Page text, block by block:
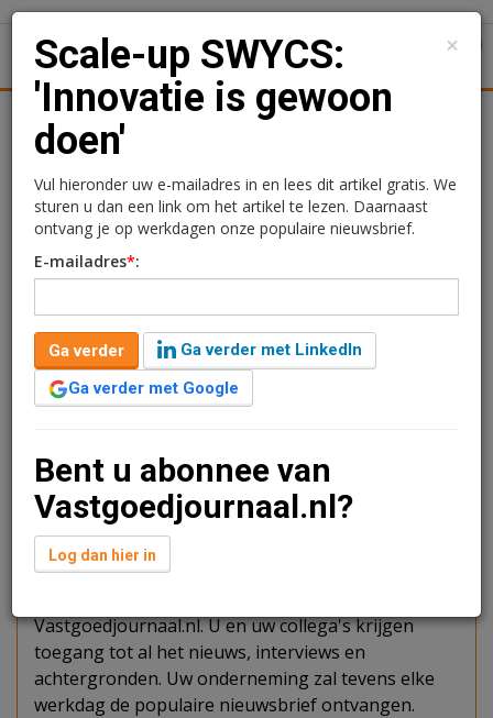
Nieuws Uitgelicht Achtergronden
Scale-up SWYCS:
'Innovatie is gewoon doen'
Voor VJ interviewde Holland Proptech Bart Lelij,
verantwoordelijk voor de business developement van
scale-up SWYCS. “Innovatie is gewoon doen, snel laten
Verder lezen?
U kunt het artikel niet volledig lezen omdat u nog
Vastgoedjournaal.nl. U en uw collega's krijgen
toegang tot al het nieuws, interviews en
achtergronden. Uw onderneming zal tevens elke
werkdag de populaire nieuwsbrief ontvangen.
×
Scale-up SWYCS:
'Innovatie is gewoon
doen'
Vul hieronder uw e-mailadres in en lees dit artikel gratis. We
sturen u dan een link om het artikel te lezen. Daarnaast
ontvang je op werkdagen onze populaire nieuwsbrief.
E-mailadres*:
Ga verder
Ga verder met LinkedIn
Ga verder met Google
Bent u abonnee van
Vastgoedjournaal.nl?
Log dan hier in